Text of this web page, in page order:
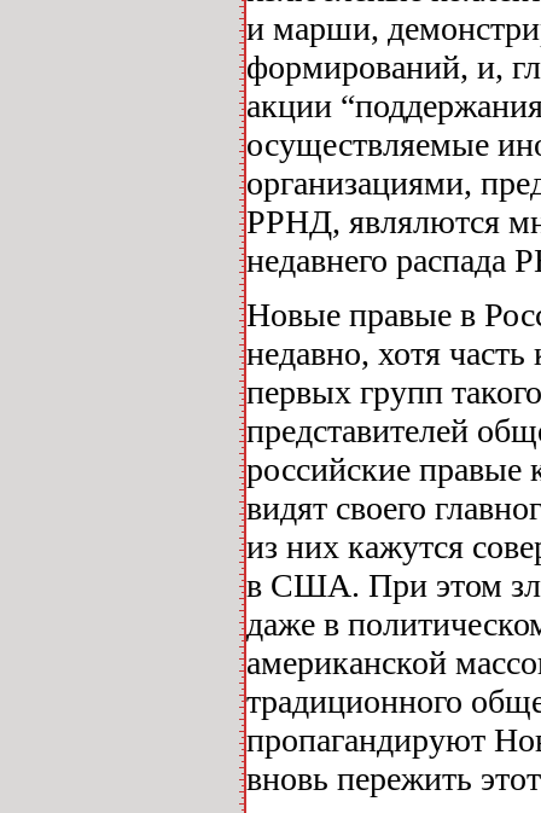
и марши,
формирований, и,
акции
осуществляемые
организациями,
РРНД, являлются
недавнего распада
Новые правые в
недавно, хотя
первых групп
представителей
российские правые
видят своего
из них кажутся
в США. При этом
даже в
американской
традиционного
пропагандируют
вновь пережить